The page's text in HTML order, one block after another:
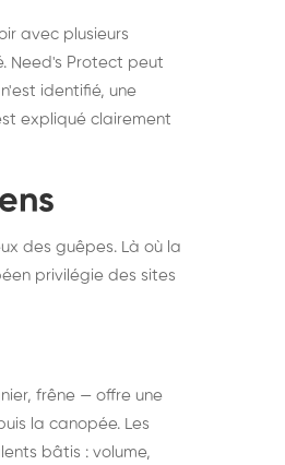
avec plusieurs
Need's Protect peut
identifié, une
expliqué clairement
des guêpes. Là où la
privilégie des sites
frêne — offre une
la canopée. Les
bâtis : volume,